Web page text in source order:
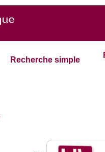
Recherche simple